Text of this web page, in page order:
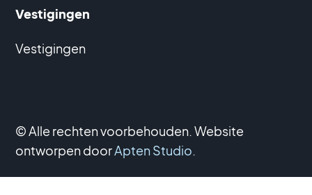
Vestigingen
Vestigingen
© Alle rechten voorbehouden. Website
ontworpen doorApten Studio.